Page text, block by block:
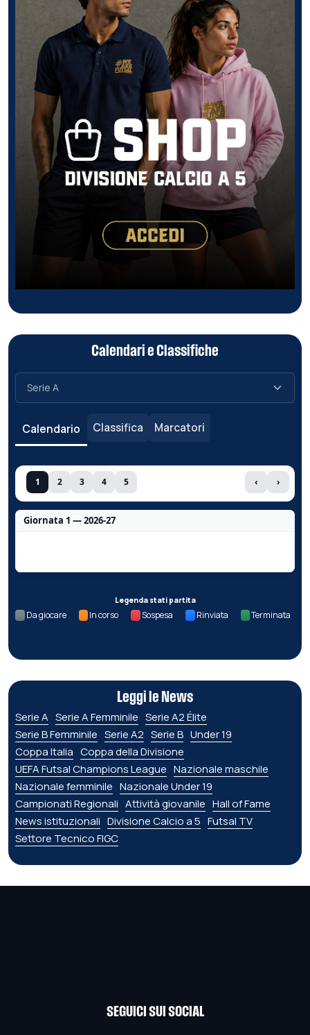
Calendari e Classifiche
Calendario Classifica Marcatori
1 2 3 4 5 ‹ ›
Giornata 1 — 2026-27
Legenda stati partita
Da giocare In corso Sospesa Rinviata Terminata
Leggi le News
Serie A Serie A Femminile Serie A2 Élite
Serie B Femminile Serie A2 Serie B Under 19
Coppa Italia Coppa della Divisione
UEFA Futsal Champions League Nazionale maschile
Nazionale femminile Nazionale Under 19
Campionati Regionali Attività giovanile Hall of Fame
News istituzionali Divisione Calcio a 5 Futsal TV
Settore Tecnico FIGC
SEGUICI SUI SOCIAL